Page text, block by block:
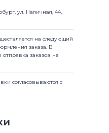
ул. Наличная, 44,
на следующий
заказа. В
заказов не
согласовываются с